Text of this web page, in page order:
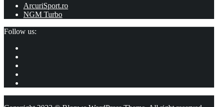
ArcuriSport.ro
NGM Turbo
Follow us: